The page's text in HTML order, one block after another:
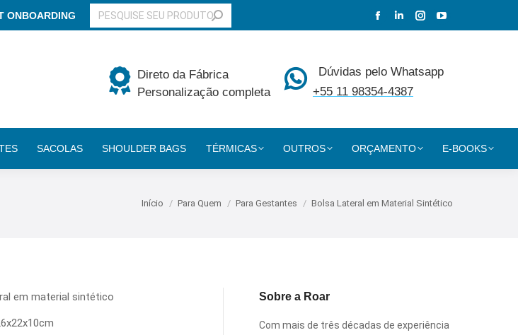
ONBOARDING BUSCAR
Facebook
in
new
Linkedin
in
new
Instagram
in
in
Direto da Fábrica
Personalização completa
Dúvidas pelo Whatsapp
+55 11 98354-4387
SACOLAS SHOULDER BAGS TÉRMICAS OUTROS ORÇAMENTO E-BOOKS
Você está aqui:
Início Para Quem Para Gestantes Bolsa Lateral em Material Sintético
em material sintético Sobre a Roar
Com mais de três décadas de experiência